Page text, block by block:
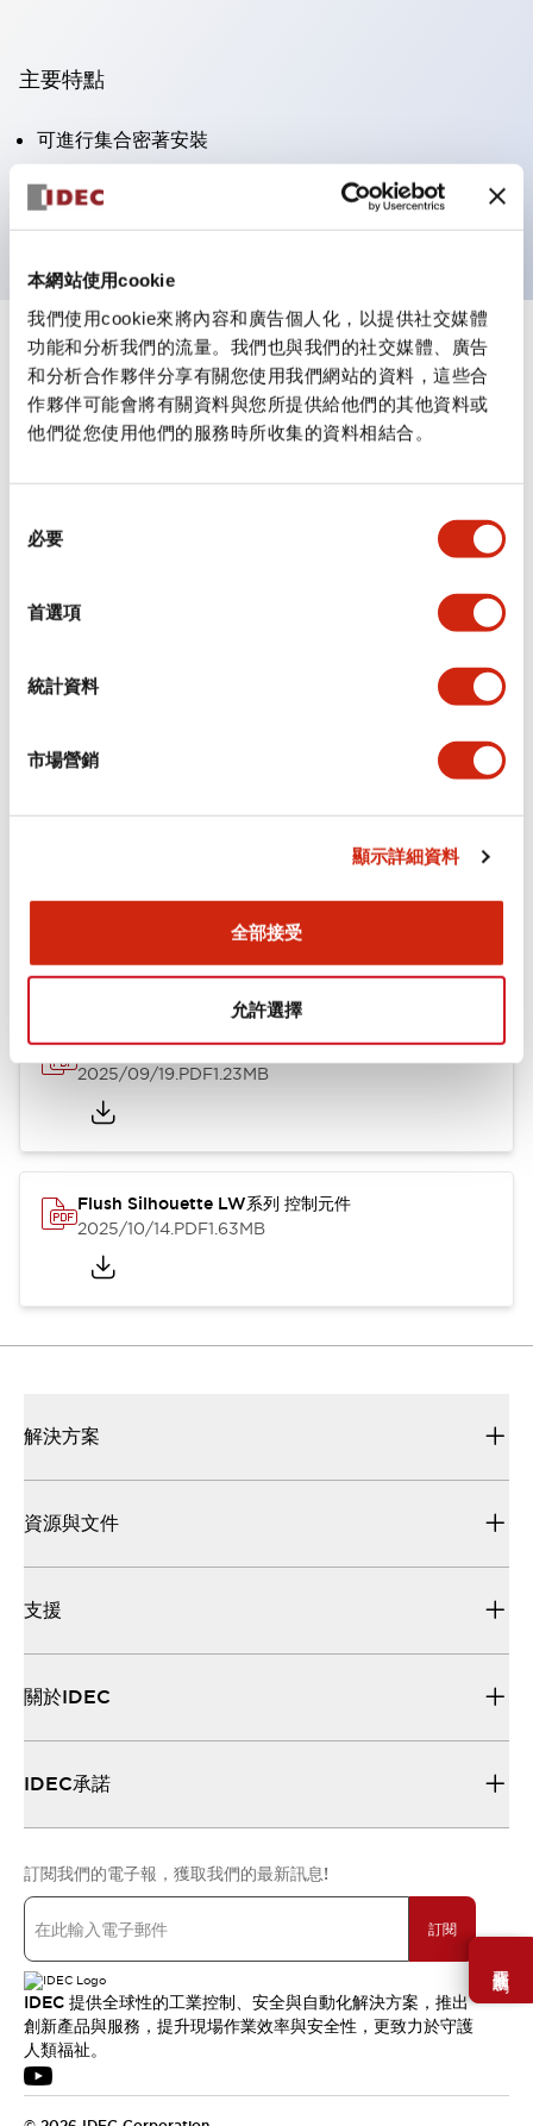
本網站使用cookie
我們使用cookie來將內容和廣告個人化，以提供社交媒體
功能和分析我們的流量。我們也與我們的社交媒體、廣告
和分析合作夥伴分享有關您使用我們網站的資料，這些合
作夥伴可能會將有關資料與您所提供給他們的其他資料或
他們從您使用他們的服務時所收集的資料相結合。
必要
首選項
統計資料
市場營銷
顯示詳細資料
全部接受
允許選擇
需要幫助嗎？
主要特點
可進行集合密著安裝
附鎖選擇開關採用高安全性的彈子鎖結構
防護結構為IP65（IEC60529）
規格 顯示全部
審美規範
環境規範
功能規格
Flush Silhouette LW系列 控制元件 (英文版)
2025/09/19.PDF1.23MB
Flush Silhouette LW系列 控制元件
2025/10/14.PDF1.63MB
解決方案
資源與文件
支援
關於IDEC
IDEC承諾
訂閱我們的電子報，獲取我們的最新訊息!
訂閱
IDEC 提供全球性的工業控制、安全與自動化解決方案，推出
創新產品與服務，提升現場作業效率與安全性，更致力於守護
人類福祉。